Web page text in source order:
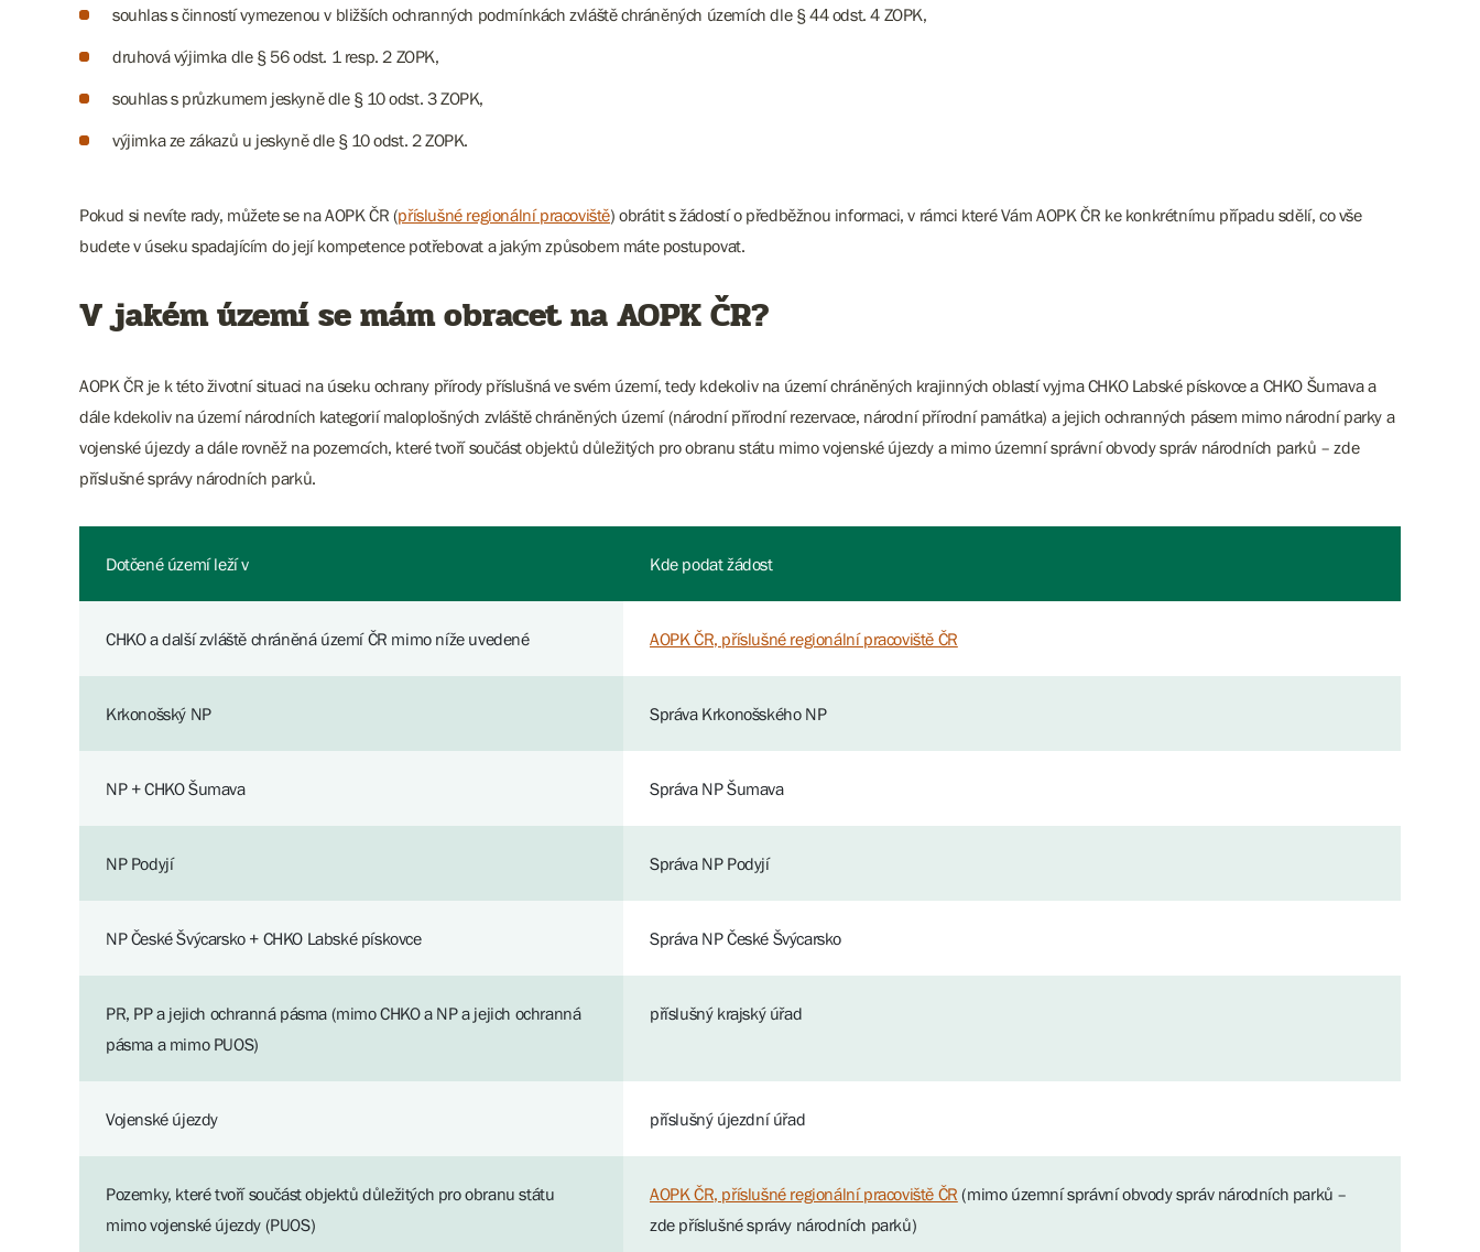
souhlas s činností vymezenou v bližších ochranných podmínkách zvláště chráněných územích dle § 44 odst. 4 ZOPK,
druhová výjimka dle § 56 odst. 1 resp. 2 ZOPK,
souhlas s průzkumem jeskyně dle § 10 odst. 3 ZOPK,
výjimka ze zákazů u jeskyně dle § 10 odst. 2 ZOPK.
Pokud si nevíte rady, můžete se na AOPK ČR (příslušné regionální pracoviště) obrátit s žádostí o předběžnou informaci, v rámci které Vám AOPK ČR ke konkrétnímu případu sdělí, co vše
budete v úseku spadajícím do její kompetence potřebovat a jakým způsobem máte postupovat.
V jakém území se mám obracet na AOPK ČR?
AOPK ČR je k této životní situaci na úseku ochrany přírody příslušná ve svém území, tedy kdekoliv na území chráněných krajinných oblastí vyjma CHKO Labské pískovce a CHKO Šumava a
dále kdekoliv na území národních kategorií maloplošných zvláště chráněných území (národní přírodní rezervace, národní přírodní památka) a jejich ochranných pásem mimo národní parky a
vojenské újezdy a dále rovněž na pozemcích, které tvoří součást objektů důležitých pro obranu státu mimo vojenské újezdy a mimo územní správní obvody správ národních parků – zde
příslušné správy národních parků.
Dotčené území leží v Kde podat žádost
CHKO a další zvláště chráněná území ČR mimo níže uvedené AOPK ČR, příslušné regionální pracoviště ČR
Krkonošský NP Správa Krkonošského NP
NP + CHKO Šumava Správa NP Šumava
NP Podyjí Správa NP Podyjí
NP České Švýcarsko + CHKO Labské pískovce Správa NP České Švýcarsko
PR, PP a jejich ochranná pásma (mimo CHKO a NP a jejich ochranná
pásma a mimo PUOS)
příslušný krajský úřad
Vojenské újezdy příslušný újezdní úřad
Pozemky, které tvoří součást objektů důležitých pro obranu státu
mimo vojenské újezdy (PUOS)
AOPK ČR, příslušné regionální pracoviště ČR (mimo územní správní obvody správ národních parků –
zde příslušné správy národních parků)